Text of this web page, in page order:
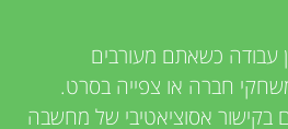
אודות
כשאתם מעורבים
חברה או צפייה בסרט.
אסוציאטיבי של מחשבה